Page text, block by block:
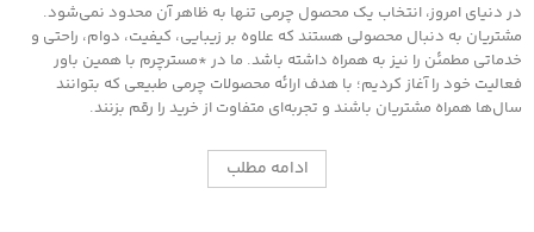
در دنیای امروز، انتخاب یک محصول چرمی تنها به ظاهر آن محدود نمی‌شود.
مشتریان به دنبال محصولی هستند که علاوه بر زیبایی، کیفیت، دوام، راحتی و
خدماتی مطمئن را نیز به همراه داشته باشد. ما در *مسترچرم با همین باور
فعالیت خود را آغاز کردیم؛ با هدف ارائه محصولات چرمی طبیعی که بتوانند
سال‌ها همراه مشتریان باشند و تجربه‌ای متفاوت از خرید را رقم بزنند.
ادامه مطلب